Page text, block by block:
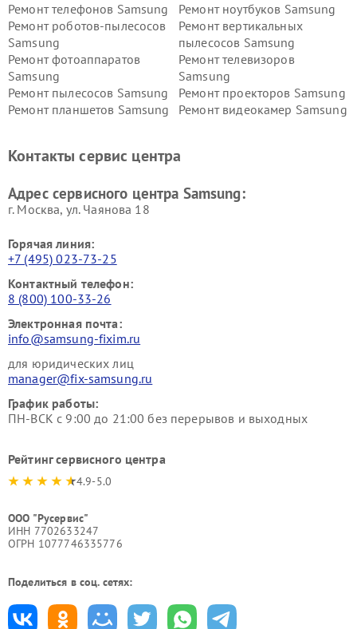
Ремонт телефонов Samsung
Ремонт ноутбуков Samsung
Ремонт роботов-пылесосов
Samsung
Ремонт вертикальных
пылесосов Samsung
Ремонт фотоаппаратов
Samsung
Ремонт телевизоров
Samsung
Ремонт пылесосов Samsung
Ремонт проекторов Samsung
Ремонт планшетов Samsung
Ремонт видеокамер Samsung
Контакты сервис центра
Адрес сервисного центра Samsung:
г. Москва, ул. Чаянова 18
Горячая линия:
+7 (495) 023-73-25
Контактный телефон:
8 (800) 100-33-26
Электронная почта:
info@samsung-fixim.ru
для юридических лиц
manager@fix-samsung.ru
График работы:
ПН-ВСК с 9:00 до 21:00 без перерывов и выходных
Рейтинг сервисного центра
4.9-5.0
ООО "Русервис"
ИНН 7702633247
ОГРН 1077746335776
Поделиться в соц. сетях: